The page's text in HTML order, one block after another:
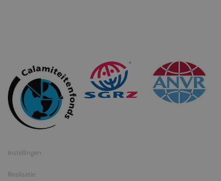
© 2026 Travel Inventive
Algemene voorwaarden
Privacy statement
Instellingen
Realisatie